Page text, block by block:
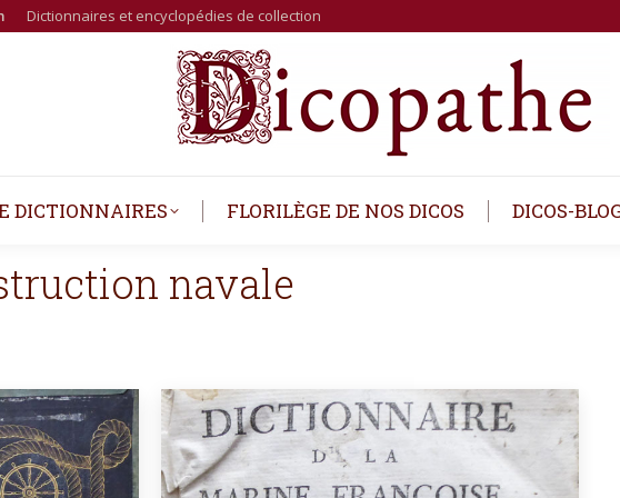
Dictionnaires et encyclopédies de collection
DICTIONNAIRES FLORILÈGE DE NOS DICOS DICOS-
navale